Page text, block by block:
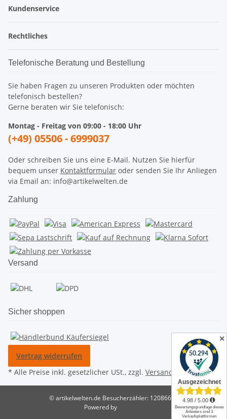
Kundenservice
Rechtliches
Telefonische Beratung und Bestellung
Sie haben Fragen zu unseren Produkten oder möchten
telefonisch bestellen?
Gerne beraten wir Sie telefonisch:
Montag - Freitag von 09:00 - 18:00 Uhr
(+49) 05506 - 6999037
Oder schreiben Sie uns eine E-Mail. Nutzen Sie hierfür
bequem unser Kontaktformular oder senden Sie Ihr Anliegen
via Email an: info@artikelwelten.de
Zahlung
Versand
Sicher shoppen
Vertrag widerrufen
* Alle Preise inkl. gesetzlicher USt., zzgl. Versand
© artikelwelten.de Besucherzähler: 12086623
Powered by
✕